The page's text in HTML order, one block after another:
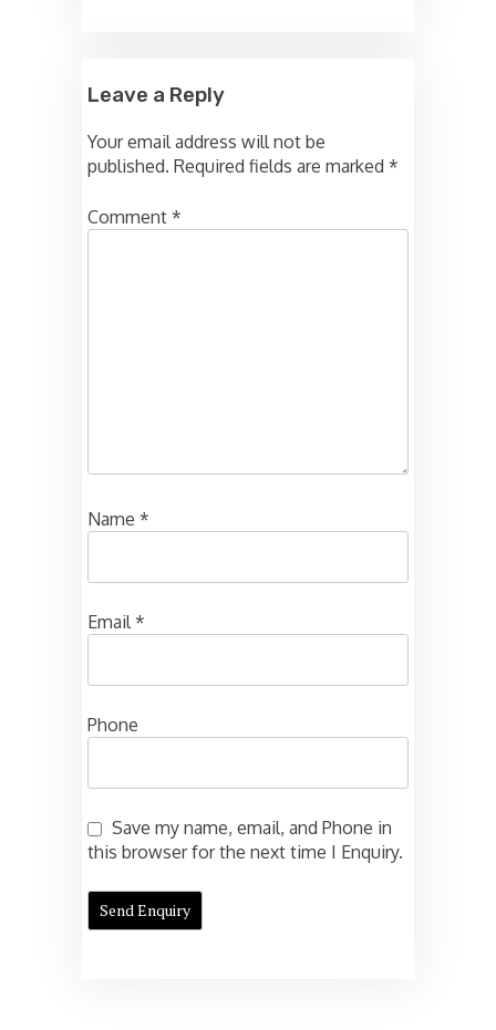
Leave a Reply
Your email address will not be
published. Required fields are marked *
Comment *
Name *
Email*
Phone
Save my name, email, and Phone in
this browser for the next time I Enquiry.